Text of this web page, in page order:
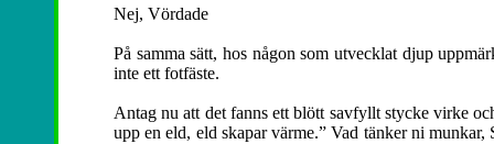
Nej, Vördade
På samma sätt, hos någon som utvecklat djup
inte ett fotfäste.
Antag nu att det fanns ett blött savfyllt stycke virke
upp en eld, eld skapar värme.” Vad tänker ni